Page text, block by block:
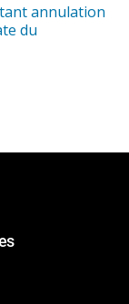
annulation
du